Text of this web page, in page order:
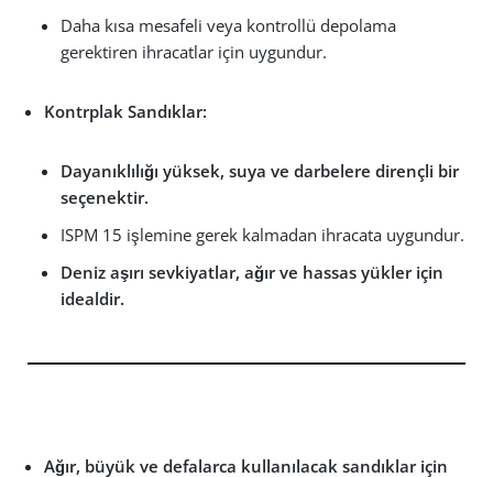
Daha kısa mesafeli veya kontrollü depolama
gerektiren ihracatlar için uygundur.
Kontrplak Sandıklar:
Dayanıklılığı yüksek, suya ve darbelere dirençli bir
seçenektir.
ISPM 15 işlemine gerek kalmadan ihracata uygundur.
Deniz aşırı sevkiyatlar, ağır ve hassas yükler için
idealdir.
Ağır, büyük ve defalarca kullanılacak sandıklar için